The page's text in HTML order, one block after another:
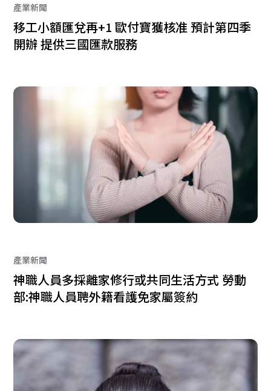
產業新聞
移工小額匯兌再+1 歐付寶獲核准 預計第四季
開辦 提供三國匯款服務
產業新聞
神職人員多採離家修行或共同生活方式 勞動
部:神職人員聘外籍看護免家屬簽約